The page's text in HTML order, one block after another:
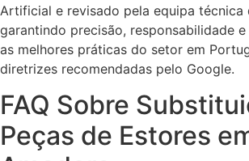
Artificial e revisado pela equipa técnica
garantindo precisão, responsabilidade
as melhores práticas do setor em
diretrizes recomendadas pelo Google.
FAQ Sobre
Peças de Estores